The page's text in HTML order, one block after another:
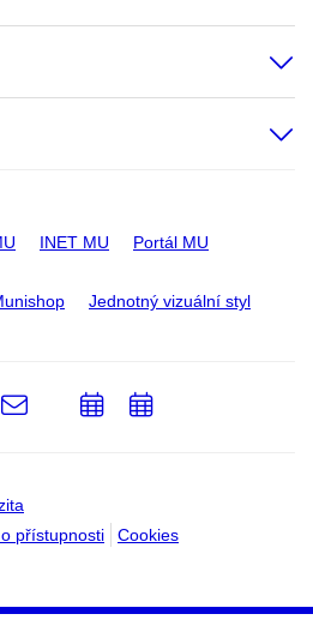
INET MU Portál MU
Jednotný vizuální styl
přístupnosti Cookies
e-
Email
PřidatPřidat